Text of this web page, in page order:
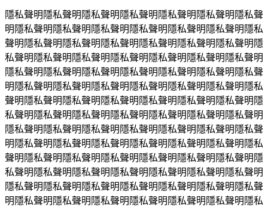
隱私聲明隱私聲明隱私聲明隱私聲明隱私聲明隱私聲明隱私聲
明隱私聲明隱私聲明隱私聲明隱私聲明隱私聲明隱私聲明隱私
聲明隱私聲明隱私聲明隱私聲明隱私聲明隱私聲明隱私聲明隱
私聲明隱私聲明隱私聲明隱私聲明隱私聲明隱私聲明隱私聲明
隱私聲明隱私聲明隱私聲明隱私聲明隱私聲明隱私聲明隱私聲
明隱私聲明隱私聲明隱私聲明隱私聲明隱私聲明隱私聲明隱私
聲明隱私聲明隱私聲明隱私聲明隱私聲明隱私聲明隱私聲明隱
私聲明隱私聲明隱私聲明隱私聲明隱私聲明隱私聲明隱私聲明
隱私聲明隱私聲明隱私聲明隱私聲明隱私聲明隱私聲明隱私聲
明隱私聲明隱私聲明隱私聲明隱私聲明隱私聲明隱私聲明隱私
聲明隱私聲明隱私聲明隱私聲明隱私聲明隱私聲明隱私聲明隱
私聲明隱私聲明隱私聲明隱私聲明隱私聲明隱私聲明隱私聲明
隱私聲明隱私聲明隱私聲明隱私聲明隱私聲明隱私聲明隱私聲
明隱私聲明隱私聲明隱私聲明隱私聲明隱私聲明隱私聲明隱私